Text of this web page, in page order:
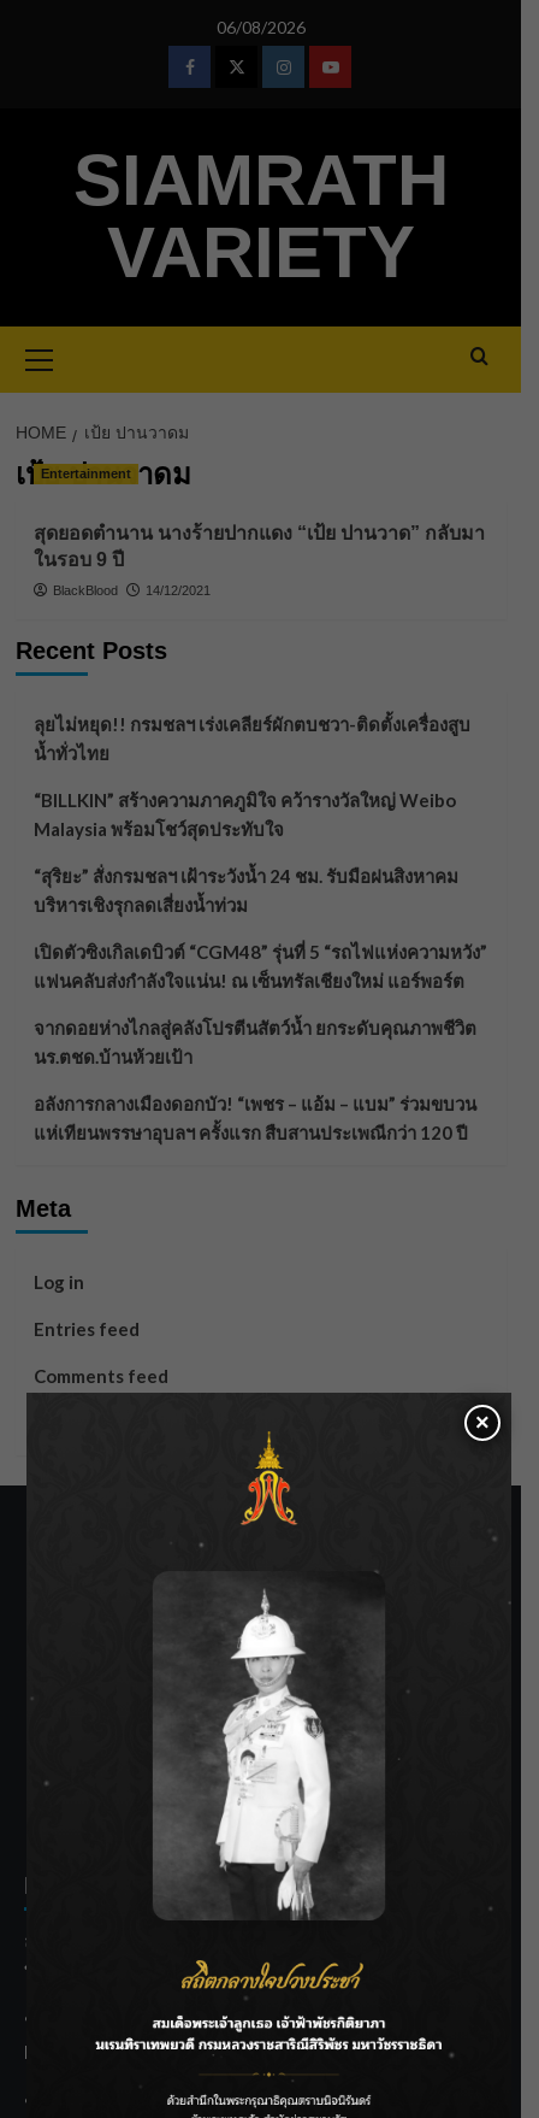
06/08/2026
FacebookTwitterInstagramYoutube
SIAMRATH
VARIETY
Menu
HOME เป้ย ปานวาดม
เป้ย ปานวาดม
Entertainment
สุดยอดตำนาน นางร้ายปากแดง “เป้ย ปานวาด” กลับมา
ในรอบ 9 ปี
BlackBlood 14/12/2021
Recent Posts
ลุยไม่หยุด!! กรมชลฯ เร่งเคลียร์ผักตบชวา-ติดตั้งเครื่องสูบ
น้ำทั่วไทย
“BILLKIN” สร้างความภาคภูมิใจ คว้ารางวัลใหญ่ Weibo
Malaysia พร้อมโชว์สุดประทับใจ
“สุริยะ” สั่งกรมชลฯ เฝ้าระวังน้ำ 24 ชม. รับมือฝนสิงหาคม
บริหารเชิงรุกลดเสี่ยงน้ำท่วม
เปิดตัวซิงเกิลเดบิวต์ “CGM48” รุ่นที่ 5 “รถไฟแห่งความหวัง”
แฟนคลับส่งกำลังใจแน่น! ณ เซ็นทรัลเชียงใหม่ แอร์พอร์ต
จากดอยห่างไกลสู่คลังโปรตีนสัตว์น้ำ ยกระดับคุณภาพชีวิต
นร.ตชด.บ้านห้วยเป้า
อลังการกลางเมืองดอกบัว! “เพชร – แอ้ม – แบม” ร่วมขบวน
แห่เทียนพรรษาอุบลฯ ครั้งแรก สืบสานประเพณีกว่า 120 ปี
Meta
Log in
Entries feed
Comments feed
SIAMRATH VARIETY
THE BEST ENTERTAINMENT
Recent Posts
ลุยไม่หยุด!! กรมชลฯ เร่งเคลียร์ผักตบชวา-ติดตั้งเครื่องสูบน้ำ
ทั่วไทย
“BILLKIN” สร้างความภาคภูมิใจ คว้ารางวัลใหญ่ Weibo
Malaysia พร้อมโชว์สุดประทับใจ
“สุริยะ” สั่งกรมชลฯ เฝ้าระวังน้ำ 24 ชม. รับมือฝนสิงหาคม
×